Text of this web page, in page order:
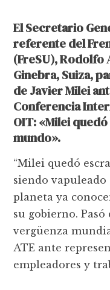
El Secretario
referente del
(FreSU), Rodolfo
Ginebra, Suiza,
de Javier Milei
Conferencia
OIT: «Milei
mundo».
“Milei quedó
siendo
planeta ya
su gobierno.
vergüenza
ATE ante
empleadores y